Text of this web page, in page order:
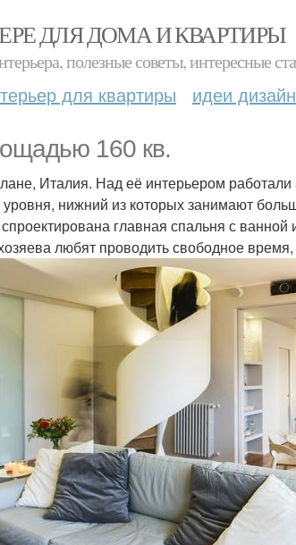
ДЛЯ ДОМА И КВАРТИРЫ
полезные советы, интересные
для квартиры идеи
160 кв.
Италия. Над её интерьером работали
нижний из которых занимают
главная спальня с
любят проводить свободное